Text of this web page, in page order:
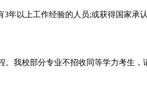
以上工作经验的人员;或获得国家承
我校部分专业不招收同等学力考生，